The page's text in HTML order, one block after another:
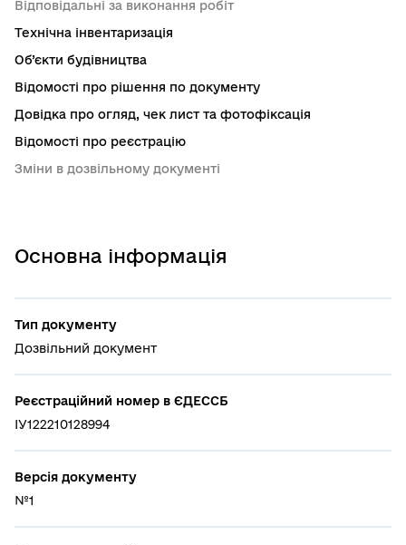
Основна інформація
Тип документу
Дозвільний документ
Реєстраційний номер в ЄДЕССБ
ІУ122210128994
Версія документу
№1
Відповідальні за виконання робіт
Технічна інвентаризація
Об’єкти будівництва
Відомості про рішення по документу
Довідка про огляд, чек лист та фотофіксація
Відомості про реєстрацію
Зміни в дозвільному документі